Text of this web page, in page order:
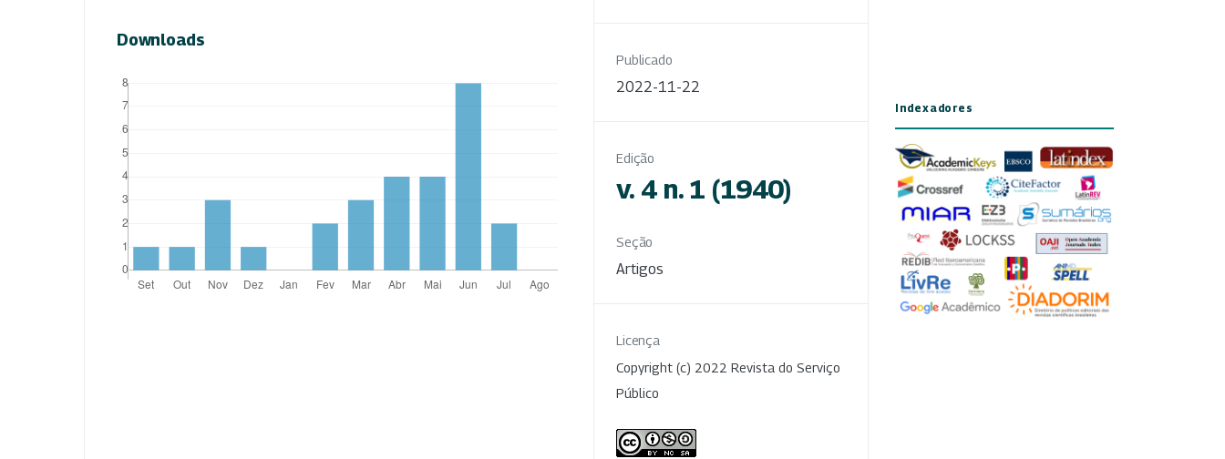
Downloads
Publicado
2022-11-22
Edição
v. 4 n. 1 (1940)
Seção
Artigos
Licença
Copyright (c) 2022 Revista do Serviço
Público
Indexadores